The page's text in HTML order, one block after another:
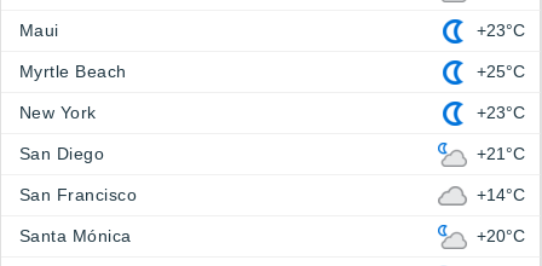
Maui +23°C
Myrtle Beach +25°C
New York +23°C
San Diego +21°C
San Francisco +14°C
Santa Mónica +20°C